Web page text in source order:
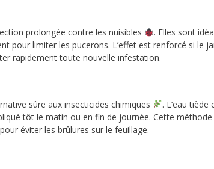
prolongée contre les nuisibles
. Elles sont
pour limiter les pucerons. L’effet est renforcé si le
rapidement toute nouvelle infestation.
sûre aux insecticides chimiques
. L’eau
tôt le matin ou en fin de journée. Cette
éviter les brûlures sur le feuillage.